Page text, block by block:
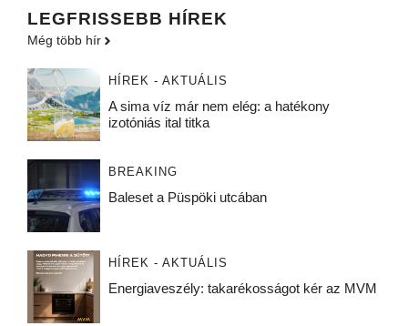
LEGFRISSEBB HÍREK
Még több hír
HÍREK - AKTUÁLIS
A sima víz már nem elég: a hatékony
izotóniás ital titka
BREAKING
Baleset a Püspöki utcában
HÍREK - AKTUÁLIS
Energiaveszély: takarékosságot kér az MVM